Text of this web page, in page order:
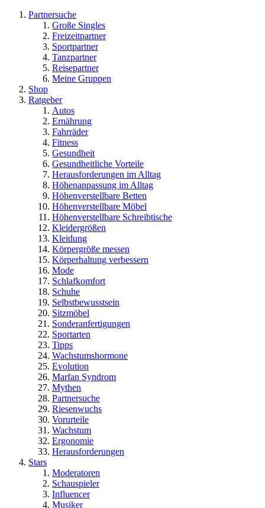
Partnersuche
Große Singles
Freizeitpartner
Sportpartner
Tanzpartner
Reisepartner
Meine Gruppen
Shop
Ratgeber
Autos
Ernährung
Fahrräder
Fitness
Gesundheit
Gesundheitliche Vorteile
Herausforderungen im Alltag
Höhenanpassung im Alltag
Höhenverstellbare Betten
Höhenverstellbare Möbel
Höhenverstellbare Schreibtische
Kleidergrößen
Kleidung
Körpergröße messen
Körperhaltung verbessern
Mode
Schlafkomfort
Schuhe
Selbstbewusstsein
Sitzmöbel
Sonderanfertigungen
Sportarten
Tipps
Wachstumshormone
Evolution
Marfan Syndrom
Mythen
Partnersuche
Riesenwuchs
Vorurteile
Wachstum
Ergonomie
Herausforderungen
Stars
Moderatoren
Schauspieler
Influencer
Musiker